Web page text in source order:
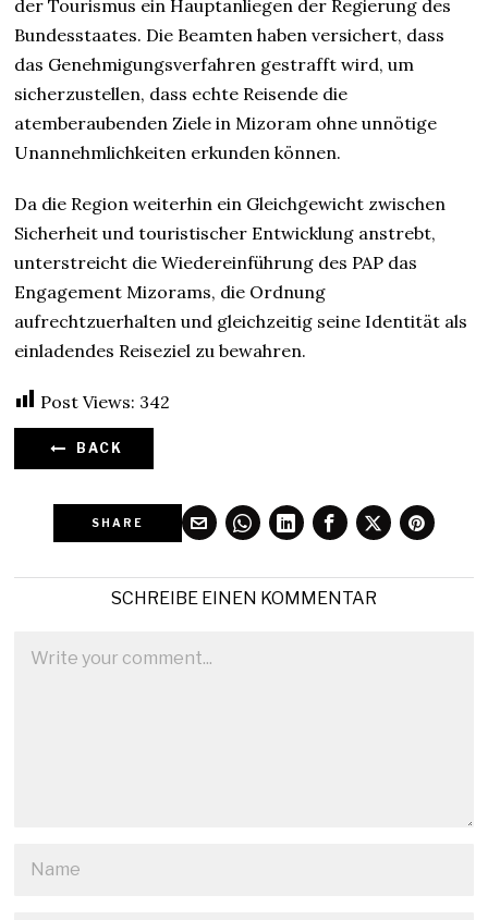
der Tourismus ein Hauptanliegen der Regierung des
Bundesstaates. Die Beamten haben versichert, dass
das Genehmigungsverfahren gestrafft wird, um
sicherzustellen, dass echte Reisende die
atemberaubenden Ziele in Mizoram ohne unnötige
Unannehmlichkeiten erkunden können.
Da die Region weiterhin ein Gleichgewicht zwischen
Sicherheit und touristischer Entwicklung anstrebt,
unterstreicht die Wiedereinführung des PAP das
Engagement Mizorams, die Ordnung
aufrechtzuerhalten und gleichzeitig seine Identität als
einladendes Reiseziel zu bewahren.
Post Views: 342
BACK
SHARE
SCHREIBE EINEN KOMMENTAR